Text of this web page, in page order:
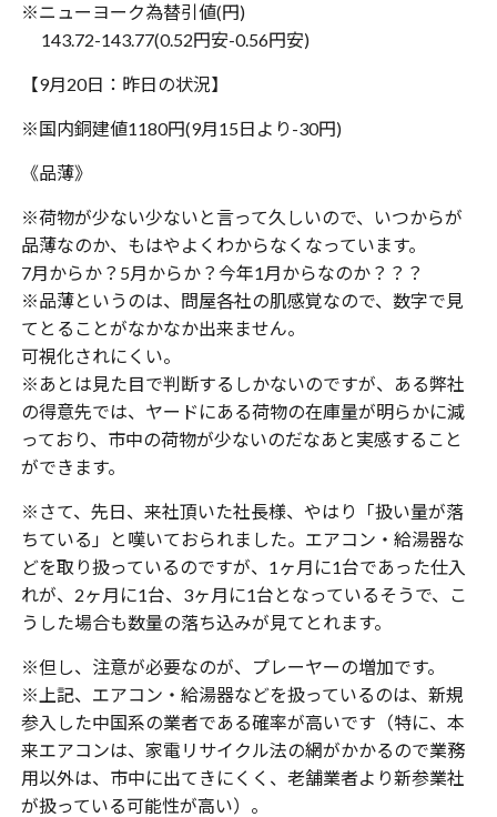
※ニューヨーク為替引値(円)
143.72-143.77(0.52円安-0.56円安)
【9月20日：昨日の状況】
※国内銅建値1180円(9月15日より-30円)
《品薄》
※荷物が少ない少ないと言って久しいので、いつからが
品薄なのか、もはやよくわからなくなっています。
7月からか？5月からか？今年1月からなのか？？？
※品薄というのは、問屋各社の肌感覚なので、数字で見
てとることがなかなか出来ません。
可視化されにくい。
※あとは見た目で判断するしかないのですが、ある弊社
の得意先では、ヤードにある荷物の在庫量が明らかに減
っており、市中の荷物が少ないのだなあと実感すること
ができます。
※さて、先日、来社頂いた社長様、やはり「扱い量が落
ちている」と嘆いておられました。エアコン・給湯器な
どを取り扱っているのですが、1ヶ月に1台であった仕入
れが、2ヶ月に1台、3ヶ月に1台となっているそうで、こ
うした場合も数量の落ち込みが見てとれます。
※但し、注意が必要なのが、プレーヤーの増加です。
※上記、エアコン・給湯器などを扱っているのは、新規
参入した中国系の業者である確率が高いです（特に、本
来エアコンは、家電リサイクル法の網がかかるので業務
用以外は、市中に出てきにくく、老舗業者より新参業社
が扱っている可能性が高い）。